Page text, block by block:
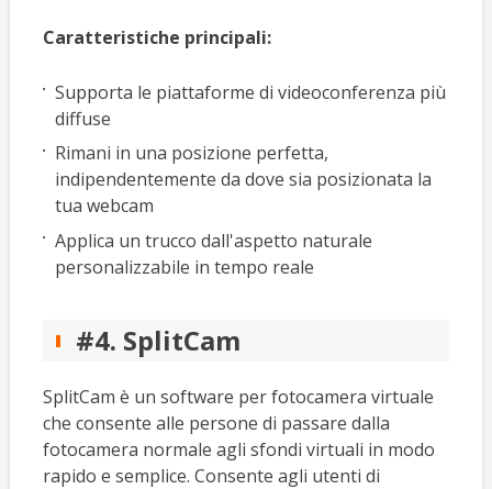
Caratteristiche principali:
Supporta le piattaforme di videoconferenza più
diffuse
Rimani in una posizione perfetta,
indipendentemente da dove sia posizionata la
tua webcam
Applica un trucco dall'aspetto naturale
personalizzabile in tempo reale
#4. SplitCam
SplitCam è un software per fotocamera virtuale
che consente alle persone di passare dalla
fotocamera normale agli sfondi virtuali in modo
rapido e semplice. Consente agli utenti di